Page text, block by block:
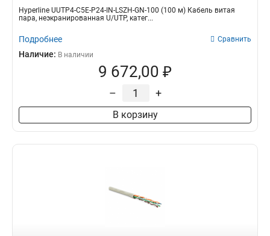
Hyperline UUTP4-C5E-P24-IN-LSZH-GN-100 (100 м) Кабель витая
пара, неэкранированная U/UTP, катег...
Подробнее Сравнить
Наличие: В наличии
9 672,00 ₽
– +
В корзину